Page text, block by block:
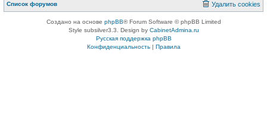
Список форумов Удалить cookies
Создано на основе phpBB® Forum Software © phpBB Limited
Style subsilver3.3. Design by CabinetAdmina.ru
Русская поддержка phpBB
Конфиденциальность| Правила